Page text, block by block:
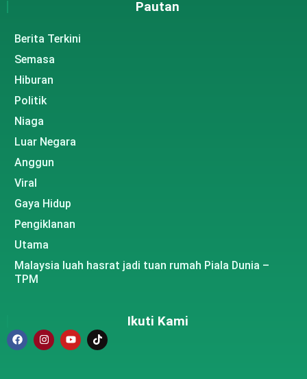
Pautan
Berita Terkini
Semasa
Hiburan
Politik
Niaga
Luar Negara
Anggun
Viral
Gaya Hidup
Pengiklanan
Utama
Malaysia luah hasrat jadi tuan rumah Piala Dunia –
TPM
Ikuti Kami